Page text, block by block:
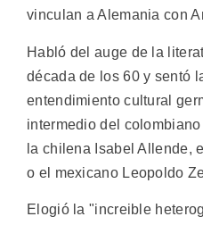
vinculan a Alemania con
Habló del auge de la
década de los 60 y sentó
entendimiento cultural
intermedio del
la chilena Isabel Allende,
o el mexicano Leopoldo
Elogió la "increible